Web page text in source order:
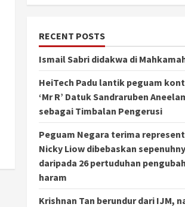
RECENT POSTS
Ismail Sabri didakwa di
HeiTech Padu lantik peguam
‘Mr R’ Datuk Sandraruben
sebagai Timbalan Pengerusi
Peguam Negara terima
Nicky Liow dibebaskan
daripada 26 pertuduhan
haram
Krishnan Tan berundur dari IJM,